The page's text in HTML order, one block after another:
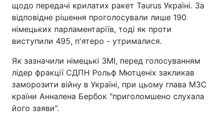
щодо передачі крилатих ракет Taurus Україні. За
відповідне рішення проголосували лише 190
німецьких парламентаріїв, тоді як проти
виступили 495, п'ятеро - утрималися.
Як зазначили німецькі ЗМІ, перед голосуванням
лідер фракції СДПН Рольф Мютценіх закликав
заморозити війну в Україні, при цьому глава МЗС
країни Анналена Бербок "приголомшено слухала
його заяви".